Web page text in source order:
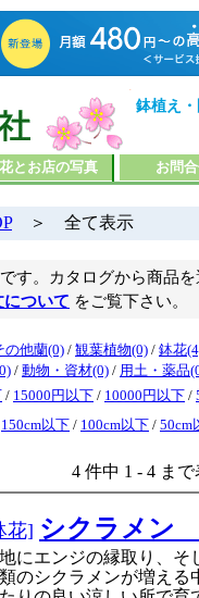
鉢植え
花とお店の写真 お問
＞ 全て表示
す。カタログから商品
について をご覧下さい。
の他蘭(0) / 観葉植物(0) / 鉢花
/ 動物・資材(0) / 用土・薬品
/ 15000円以下 / 10000円以下 /
150cm以下 / 100cm以下 / 50cm
4 件中 1 - 4 ま
花] シクラメン
にエンジの縁取り、そ
のシクラメンが増える